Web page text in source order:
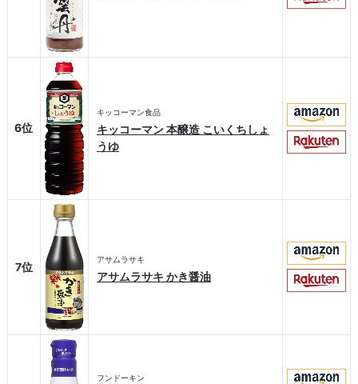
6位
キッコーマン食品
キッコーマン 本醸造 こいくちしょ
うゆ
7位
アサムラサキ
アサムラサキ かき醤油
フンドーキン